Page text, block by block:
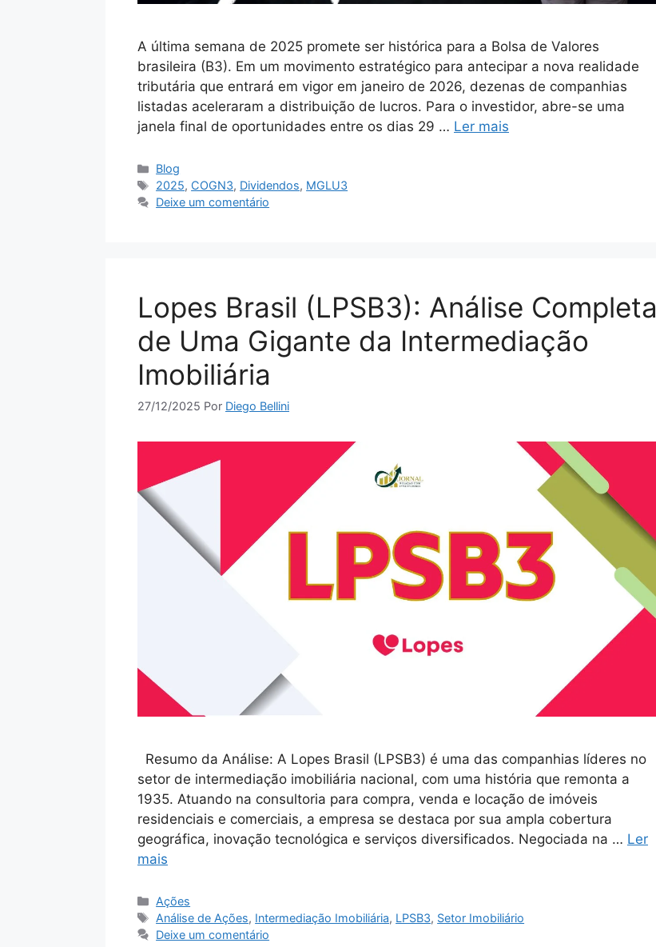
A última semana de 2025 promete ser histórica para a Bolsa de Valores
brasileira (B3). Em um movimento estratégico para antecipar a nova realidade
tributária que entrará em vigor em janeiro de 2026, dezenas de companhias
listadas aceleraram a distribuição de lucros. Para o investidor, abre-se uma
janela final de oportunidades entre os dias 29 … Ler mais
Categorias
Blog
Tags
2025, COGN3, Dividendos, MGLU3
Deixe um comentário
Lopes Brasil (LPSB3): Análise Completa
de Uma Gigante da Intermediação
Imobiliária
27/12/2025 Por Diego Bellini
Resumo da Análise: A Lopes Brasil (LPSB3) é uma das companhias líderes no
setor de intermediação imobiliária nacional, com uma história que remonta a
1935. Atuando na consultoria para compra, venda e locação de imóveis
residenciais e comerciais, a empresa se destaca por sua ampla cobertura
geográfica, inovação tecnológica e serviços diversificados. Negociada na … Ler
mais
Categorias
Ações
Tags
Análise de Ações, Intermediação Imobiliária, LPSB3, Setor Imobiliário
Deixe um comentário